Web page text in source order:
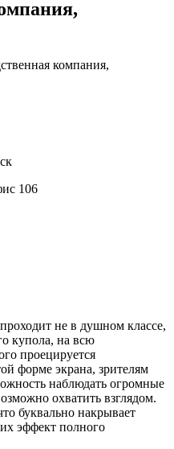
106
не в душном классе,
купола, на всю
проецируется
форме экрана, зрителям
наблюдать огромные
охватить взглядом.
буквально накрывает
эффект полного